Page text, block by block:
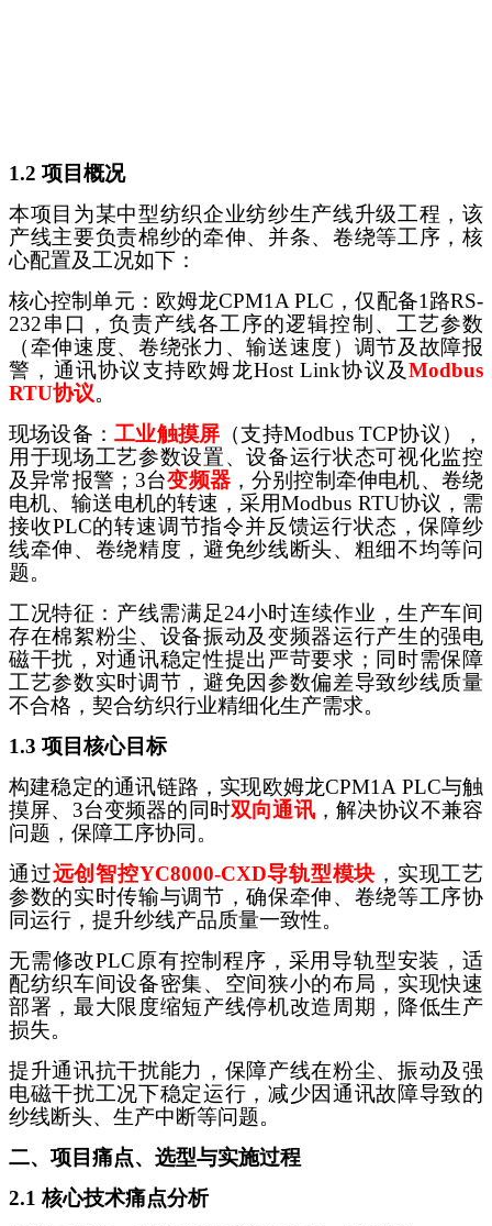
1.2 项目概况
本项目为某中型纺织企业纺纱生产线升级工程，该
产线主要负责棉纱的牵伸、并条、卷绕等工序，核
心配置及工况如下：
核心控制单元：欧姆龙CPM1A PLC，仅配备1路RS-
232串口，负责产线各工序的逻辑控制、工艺参数
（牵伸速度、卷绕张力、输送速度）调节及故障报
警，通讯协议支持欧姆龙Host Link协议及Modbus
RTU协议。
现场设备：工业触摸屏 （支持Modbus TCP协议），
用于现场工艺参数设置、设备运行状态可视化监控
及异常报警；3台变频器，分别控制牵伸电机、卷绕
电机、输送电机的转速，采用Modbus RTU协议，需
接收PLC的转速调节指令并反馈运行状态，保障纱
线牵伸、卷绕精度，避免纱线断头、粗细不均等问
题。
工况特征：产线需满足24小时连续作业，生产车间
存在棉絮粉尘、设备振动及变频器运行产生的强电
磁干扰，对通讯稳定性提出严苛要求；同时需保障
工艺参数实时调节，避免因参数偏差导致纱线质量
不合格，契合纺织行业精细化生产需求。
1.3 项目核心目标
构建稳定的通讯链路，实现欧姆龙CPM1A PLC与触
摸屏、3台变频器的同时双向通讯，解决协议不兼容
问题，保障工序协同。
通过远创智控YC8000-CXD导轨型模块 ，实现工艺
参数的实时传输与调节，确保牵伸、卷绕等工序协
同运行，提升纱线产品质量一致性。
无需修改PLC原有控制程序，采用导轨型安装，适
配纺织车间设备密集、空间狭小的布局，实现快速
部署，最大限度缩短产线停机改造周期，降低生产
损失。
提升通讯抗干扰能力，保障产线在粉尘、振动及强
电磁干扰工况下稳定运行，减少因通讯故障导致的
纱线断头、生产中断等问题。
二、项目痛点、选型与实施过程
2.1 核心技术痛点分析